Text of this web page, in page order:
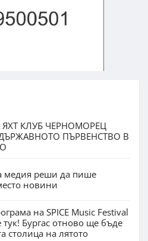
КЛУБ ЧЕРНОМОРЕЦ
ПЪРВЕНСТВО В
медия реши да пише
новини
на SPICE Music Festival
тук! Бургас отново ще бъде
столица на лятото